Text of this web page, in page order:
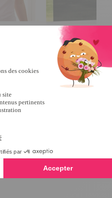
Pare soleil de
3.7/
19,99 €
consultés